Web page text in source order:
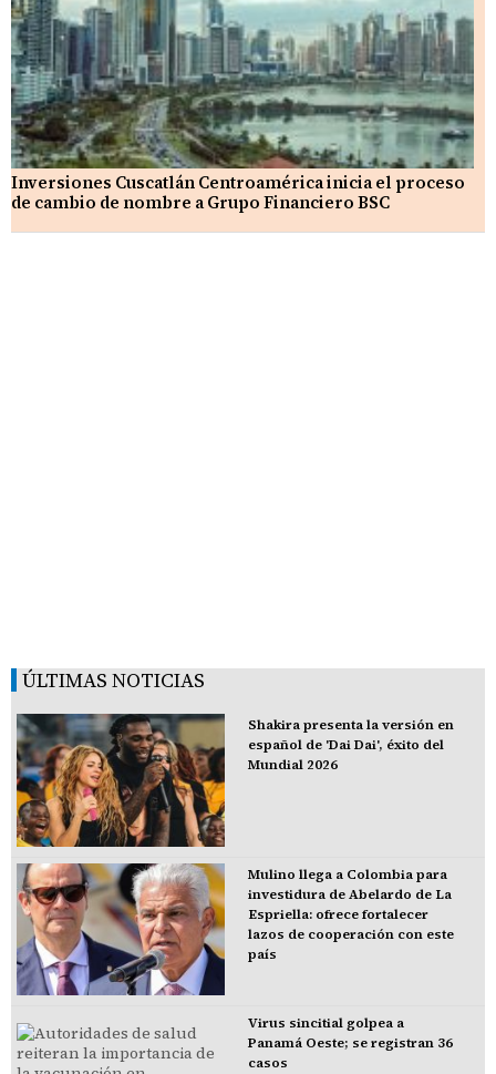
Inversiones Cuscatlán Centroamérica inicia el proceso
de cambio de nombre a Grupo Financiero BSC
ÚLTIMAS NOTICIAS
Shakira presenta la versión en
español de 'Dai Dai', éxito del
Mundial 2026
Mulino llega a Colombia para
investidura de Abelardo de La
Espriella: ofrece fortalecer
lazos de cooperación con este
país
Virus sincitial golpea a
Panamá Oeste; se registran 36
casos